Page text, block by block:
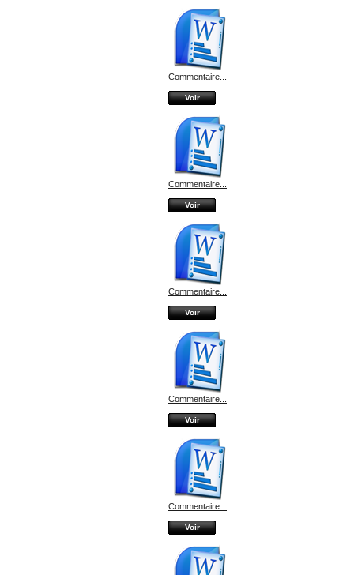
Commentaire...
Voir
Commentaire...
Voir
Commentaire...
Voir
Commentaire...
Voir
Commentaire...
Voir